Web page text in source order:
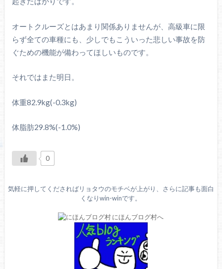
オートクルーズとはあまり関係ありませんが、高級車に限
らず全ての車種にも、少しでもこういった悲しい事故を防
ぐための機能が備わってほしいものです。
それではまた明日。
体重82.9kg(-0.3kg)
体脂肪29.8%(-1.0%)
0
気軽に押してくださればリョタウのモチベが上がり、さらに記事も面白
くなりwin-winです。